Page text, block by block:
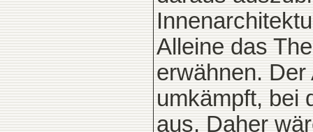
Alleine das
erwähnen.
umkämpft, bei
aus. Daher